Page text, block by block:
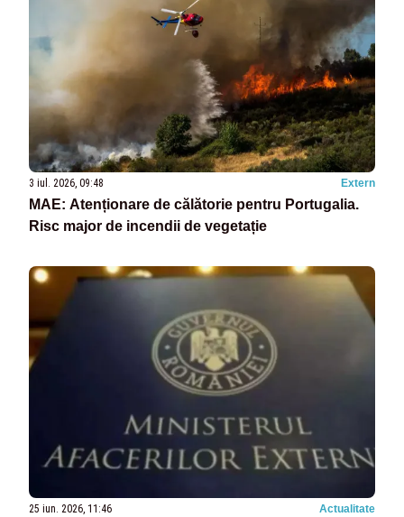
3 iul. 2026, 09:48 Extern
MAE: Atenționare de călătorie pentru Portugalia.
Risc major de incendii de vegetație
25 iun. 2026, 11:46 Actualitate